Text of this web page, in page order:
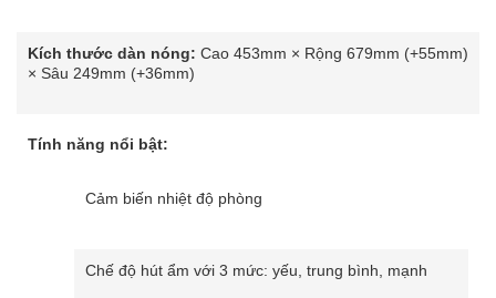
Kích thước dàn nóng: Cao 453mm × Rộng 679mm (+55mm)
× Sâu 249mm (+36mm)
Tính năng nổi bật:
Cảm biến nhiệt độ phòng
Chế độ hút ẩm với 3 mức: yếu, trung bình, mạnh